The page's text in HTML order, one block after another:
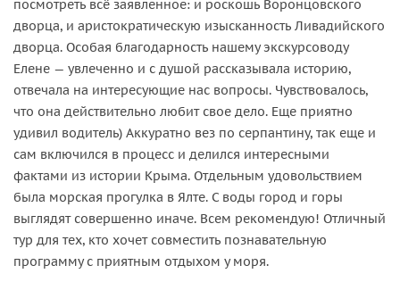
посмотреть всё заявленное: и роскошь Воронцовского
дворца, и аристократическую изысканность Ливадийского
дворца. Особая благодарность нашему экскурсоводу
Елене — увлеченно и с душой рассказывала историю,
отвечала на интересующие нас вопросы. Чувствовалось,
что она действительно любит свое дело. Еще приятно
удивил водитель) Аккуратно вез по серпантину, так еще и
сам включился в процесс и делился интересными
фактами из истории Крыма. Отдельным удовольствием
была морская прогулка в Ялте. С воды город и горы
выглядят совершенно иначе. Всем рекомендую! Отличный
тур для тех, кто хочет совместить познавательную
программу с приятным отдыхом у моря.